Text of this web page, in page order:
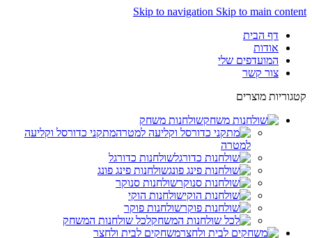
Skip to navigation Skip to main content
דף הבית
אודות
המועדפים שלי
צור קשר
קטגוריות מוצרים
שולחנות משחק
מתקני כדורסל וקליעה
למטרה
שולחנות כדורגל
שולחנות פינג פונג
שולחנות סנוקר
שולחנות הוקי
שולחנות פוקר
לכל שולחנות המשחק
משחקים לבית ולחצר